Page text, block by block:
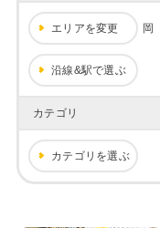
エリアを変更 岡
沿線&駅で選ぶ
カテゴリ
カテゴリを選ぶ